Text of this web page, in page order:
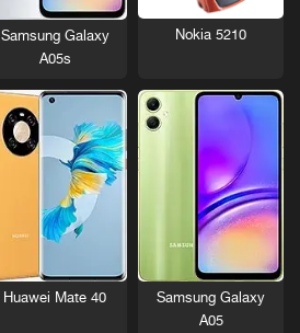
Nokia 5210
Samsung Galaxy
A05s
Samsung Galaxy
A05
Huawei Mate 40